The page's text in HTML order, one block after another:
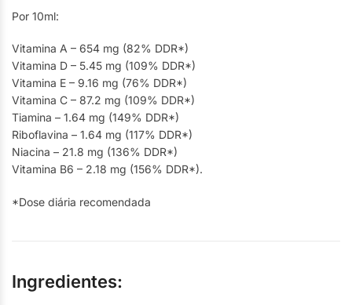
Por 10ml:
Vitamina A – 654 mg (82% DDR*)
Vitamina D – 5.45 mg (109% DDR*)
Vitamina E – 9.16 mg (76% DDR*)
Vitamina C – 87.2 mg (109% DDR*)
Tiamina – 1.64 mg (149% DDR*)
Riboflavina – 1.64 mg (117% DDR*)
Niacina – 21.8 mg (136% DDR*)
Vitamina B6 – 2.18 mg (156% DDR*).
*Dose diária recomendada
Ingredientes: